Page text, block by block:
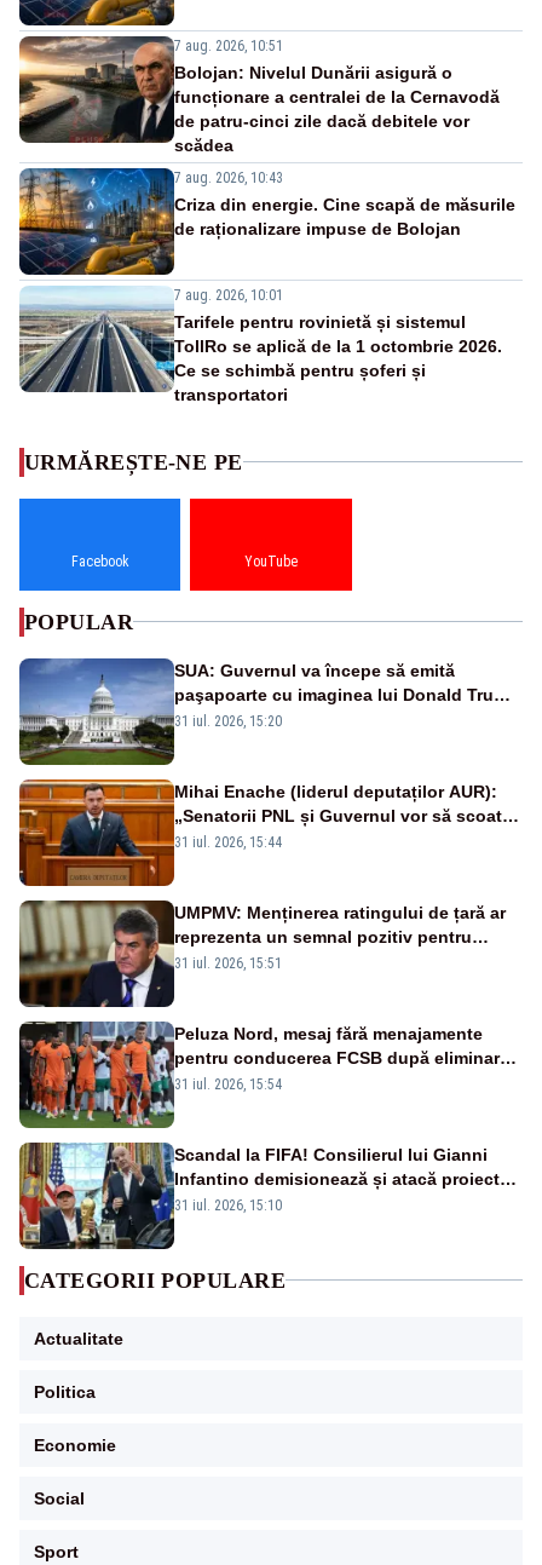
7 aug. 2026, 10:51
Bolojan: Nivelul Dunării asigură o
funcționare a centralei de la Cernavodă
de patru-cinci zile dacă debitele vor
scădea
7 aug. 2026, 10:43
Criza din energie. Cine scapă de măsurile
de raționalizare impuse de Bolojan
7 aug. 2026, 10:01
Tarifele pentru rovinietă și sistemul
TollRo se aplică de la 1 octombrie 2026.
Ce se schimbă pentru șoferi și
transportatori
URMĂREȘTE-NE PE
Facebook YouTube
POPULAR
SUA: Guvernul va începe să emită
paşapoarte cu imaginea lui Donald Trump
începând cu 8 august
31 iul. 2026, 15:20
Mihai Enache (liderul deputaților AUR):
„Senatorii PNL și Guvernul vor să scoată
la vânzare bunuri publice pentru a stinge
31 iul. 2026, 15:44
UMPMV: Menținerea ratingului de țară ar
reprezenta un semnal pozitiv pentru
România. Autoritățile trebuie să continue
31 iul. 2026, 15:51
Peluza Nord, mesaj fără menajamente
pentru conducerea FCSB după eliminarea
rușinoasă din Conference League
31 iul. 2026, 15:54
Scandal la FIFA! Consilierul lui Gianni
Infantino demisionează și atacă proiectul
privind investitorii străini
31 iul. 2026, 15:10
CATEGORII POPULARE
Actualitate
Politica
Economie
Social
Sport